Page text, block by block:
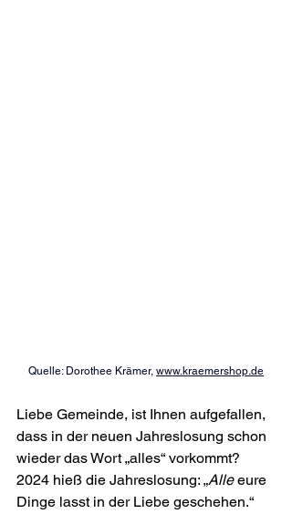
Quelle: Dorothee Krämer, www.kraemershop.de
Liebe Gemeinde, ist Ihnen aufgefallen,
dass in der neuen Jahreslosung schon
wieder das Wort „alles“ vorkommt?
2024 hieß die Jahreslosung: „Alle eure
Dinge lasst in der Liebe geschehen.“